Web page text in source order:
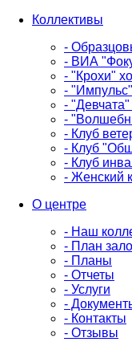
Коллективы
-
- ВИА
- "Крохи"
-
- "Девчата"
-
- Клуб
- Клуб
- Клуб
- Женский
О центре
- Наш
- План
- Планы
- Отчеты
- Услуги
-
- Контакты
- Отзывы